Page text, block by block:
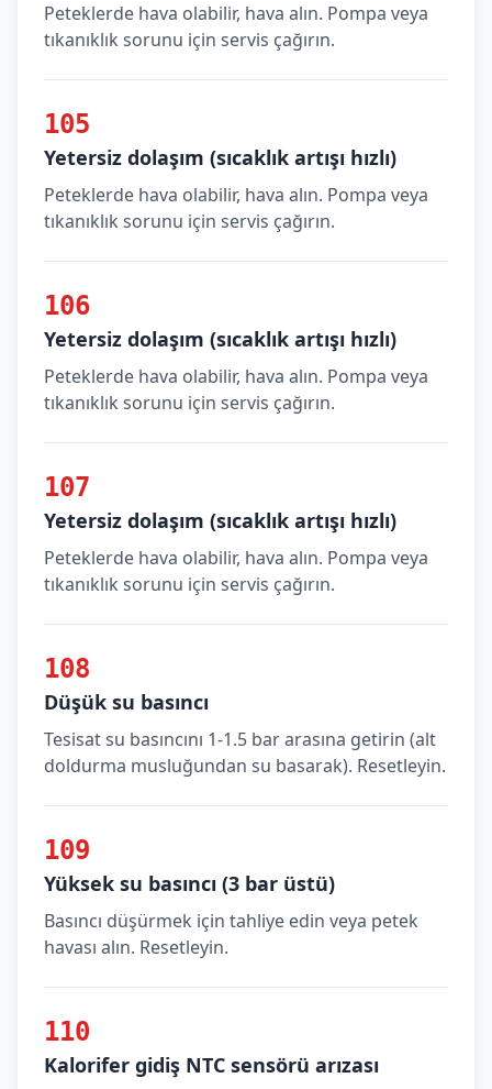
Peteklerde hava olabilir, hava alın. Pompa veya
tıkanıklık sorunu için servis çağırın.
105
Yetersiz dolaşım (sıcaklık artışı hızlı)
Peteklerde hava olabilir, hava alın. Pompa veya
tıkanıklık sorunu için servis çağırın.
106
Yetersiz dolaşım (sıcaklık artışı hızlı)
Peteklerde hava olabilir, hava alın. Pompa veya
tıkanıklık sorunu için servis çağırın.
107
Yetersiz dolaşım (sıcaklık artışı hızlı)
Peteklerde hava olabilir, hava alın. Pompa veya
tıkanıklık sorunu için servis çağırın.
108
Düşük su basıncı
Tesisat su basıncını 1-1.5 bar arasına getirin (alt
doldurma musluğundan su basarak). Resetleyin.
109
Yüksek su basıncı (3 bar üstü)
Basıncı düşürmek için tahliye edin veya petek
havası alın. Resetleyin.
110
Kalorifer gidiş NTC sensörü arızası